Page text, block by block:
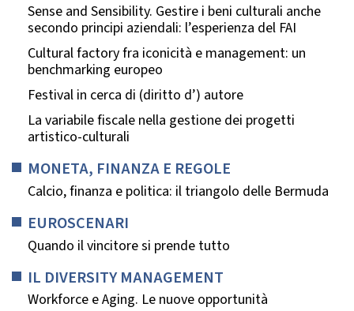
Sense and Sensibility. Gestire i beni culturali anche
secondo principi aziendali: l’esperienza del FAI
Cultural factory fra iconicità e management: un
benchmarking europeo
Festival in cerca di (diritto d’) autore
La variabile fiscale nella gestione dei progetti
artistico-culturali
MONETA, FINANZA E REGOLE
Calcio, finanza e politica: il triangolo delle Bermuda
EUROSCENARI
Quando il vincitore si prende tutto
IL DIVERSITY MANAGEMENT
Workforce e Aging. Le nuove opportunità